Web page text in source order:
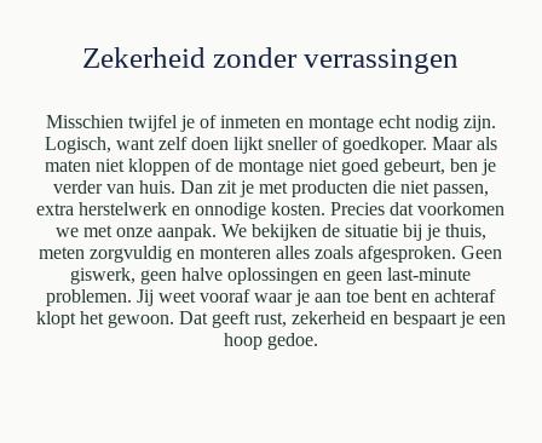
Zekerheid zonder verrassingen
Misschien twijfel je of inmeten en montage echt nodig zijn.
Logisch, want zelf doen lijkt sneller of goedkoper. Maar als
maten niet kloppen of de montage niet goed gebeurt, ben je
verder van huis. Dan zit je met producten die niet passen,
extra herstelwerk en onnodige kosten. Precies dat voorkomen
we met onze aanpak. We bekijken de situatie bij je thuis,
meten zorgvuldig en monteren alles zoals afgesproken. Geen
giswerk, geen halve oplossingen en geen last-minute
problemen. Jij weet vooraf waar je aan toe bent en achteraf
klopt het gewoon. Dat geeft rust, zekerheid en bespaart je een
hoop gedoe.